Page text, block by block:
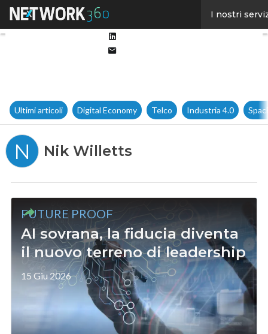
I nostri
Ultimi articoli Digital Economy Telco Industria 4.0
N Nik Willetts
FUTURE PROOF
AI sovrana, la fiducia diventa
il nuovo terreno di leadership
15 Giu 2026